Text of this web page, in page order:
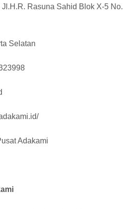
Jl.H.R. Rasuna Sahid Blok X-5 No.
Selatan
Adakami